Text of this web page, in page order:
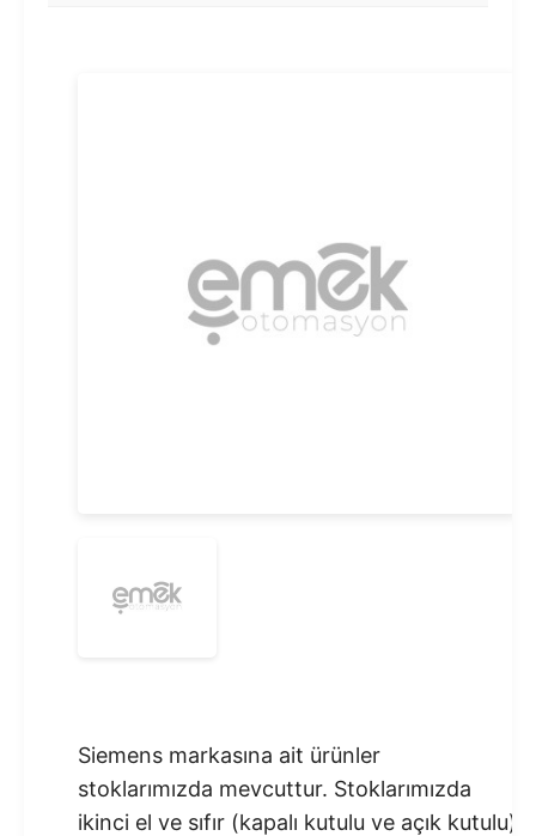
Siemens markasına ait ürünler
stoklarımızda mevcuttur. Stoklarımızda
ikinci el ve sıfır (kapalı kutulu ve açık kutulu)